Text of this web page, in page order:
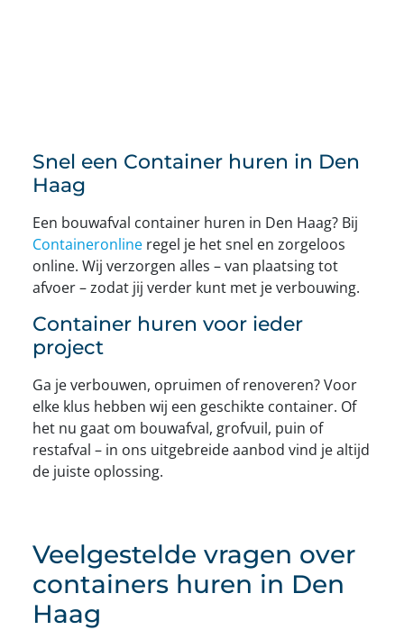
Snel een Container huren in Den
Haag
Een bouwafval container huren in Den Haag? Bij
Containeronline regel je het snel en zorgeloos
online. Wij verzorgen alles – van plaatsing tot
afvoer – zodat jij verder kunt met je verbouwing.
Container huren voor ieder
project
Ga je verbouwen, opruimen of renoveren? Voor
elke klus hebben wij een geschikte container. Of
het nu gaat om bouwafval, grofvuil, puin of
restafval – in ons uitgebreide aanbod vind je altijd
de juiste oplossing.
Veelgestelde vragen over
containers huren in Den
Haag